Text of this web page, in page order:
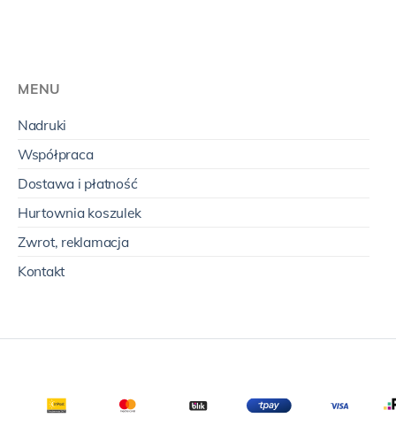
MENU
Nadruki
Współpraca
Dostawa i płatność
Hurtownia koszulek
Zwrot, reklamacja
Kontakt